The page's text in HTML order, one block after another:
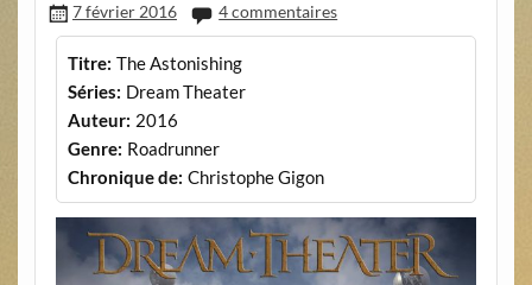
7 février 2016 4 commentaires
Titre: The Astonishing
Séries: Dream Theater
Auteur: 2016
Genre: Roadrunner
Chronique de: Christophe Gigon